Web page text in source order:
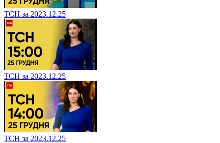
ТСН за 2023.12.25
ТСН за 2023.12.25
ТСН за 2023.12.25